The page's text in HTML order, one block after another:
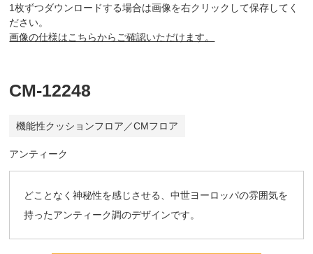
1枚ずつダウンロードする場合は画像を右クリックして保存してく
ださい。
画像の仕様はこちらからご確認いただけます。
CM-12248
機能性クッションフロア／CMフロア
アンティーク
どことなく神秘性を感じさせる、中世ヨーロッパの雰囲気を
持ったアンティーク調のデザインです。